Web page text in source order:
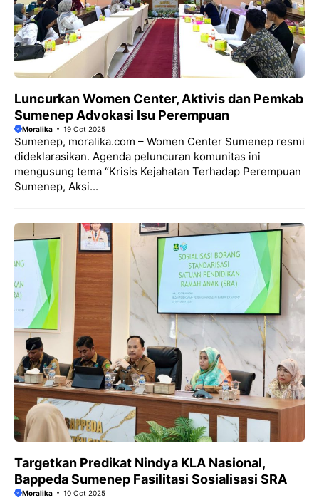
Luncurkan Women Center, Aktivis dan Pemkab
Sumenep Advokasi Isu Perempuan
Moralika 19 Oct 2025
Sumenep, moralika.com – Women Center Sumenep resmi
dideklarasikan. Agenda peluncuran komunitas ini
mengusung tema “Krisis Kejahatan Terhadap Perempuan
Sumenep, Aksi...
Targetkan Predikat Nindya KLA Nasional,
Bappeda Sumenep Fasilitasi Sosialisasi SRA
Moralika 10 Oct 2025